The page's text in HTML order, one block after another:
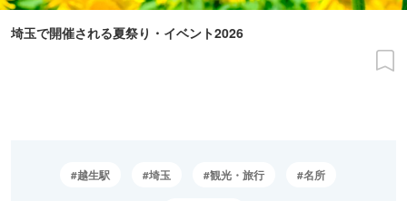
埼玉で開催される夏祭り・イベント2026
越生駅 埼玉 観光・旅行 名所